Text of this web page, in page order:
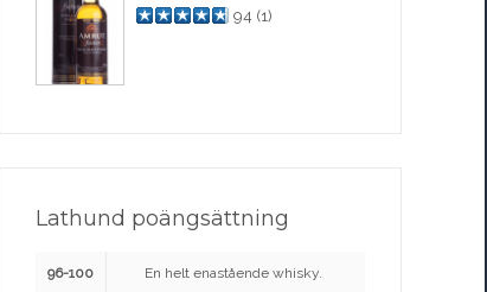
94 (1)
Lathund poängsättning
96-100 En helt enastående whisky.